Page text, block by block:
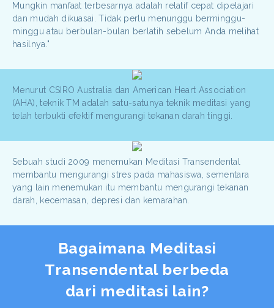
Mungkin manfaat terbesarnya adalah relatif cepat dipelajari
dan mudah dikuasai. Tidak perlu menunggu berminggu-
minggu atau berbulan-bulan berlatih sebelum Anda melihat
hasilnya."
Menurut CSIRO Australia dan American Heart Association
(AHA), teknik TM adalah satu-satunya teknik meditasi yang
telah terbukti efektif mengurangi tekanan darah tinggi.
Sebuah studi 2009 menemukan Meditasi Transendental
membantu mengurangi stres pada mahasiswa, sementara
yang lain menemukan itu membantu mengurangi tekanan
darah, kecemasan, depresi dan kemarahan.
Bagaimana Meditasi
Transendental berbeda
dari meditasi lain?